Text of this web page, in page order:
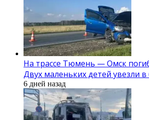
На трассе Тюмень — Омск
Двух маленьких детей увезли
6 дней назад